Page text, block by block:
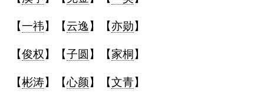
【一祎】【云逸】【亦勋】
【俊权 】【子圆 】【家桐 】
【彬涛】【心颜】【文青】